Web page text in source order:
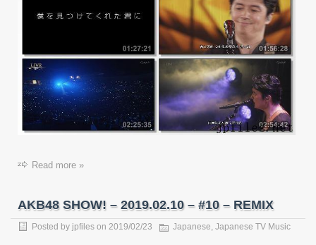
Read more »
AKB48 SHOW! – 2019.02.10 – #10 – REMIX
Posted by jpfiles on 2019/02/23 Japanese, Japanese TV Music